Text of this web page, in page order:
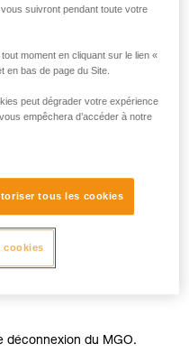
le doigt et le
déconnexion du MGO.
suivront pendant toute votre
moment en cliquant sur le lien «
en bas de page du Site.
peut dégrader votre expérience
empêchera d’accéder à notre
tous les cookies
cookies